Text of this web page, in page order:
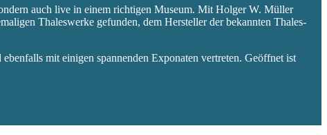
auch live in einem richtigen Museum. Mit Holger W. Müller
Thaleswerke gefunden, dem Hersteller der bekannten Thales-
mit einigen spannenden Exponaten vertreten. Geöffnet ist